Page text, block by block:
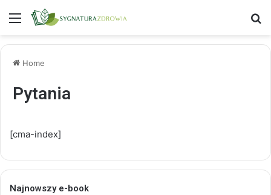
Menu
Home
Pytania
[cma-index]
Najnowszy e-book